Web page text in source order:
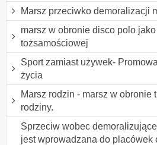
Marsz przeciwko demoralizacji
marsz w obronie disco polo
tożsamościowej
Sport zamiast używek-
życia
Marsz rodzin - marsz w obronie
rodziny.
Sprzeciw wobec
jest wprowadzana do placówek